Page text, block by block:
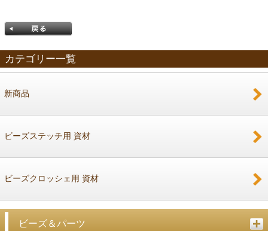
カテゴリー一覧
新商品
ビーズステッチ用 資材
ビーズクロッシェ用 資材
ビーズ＆パーツ